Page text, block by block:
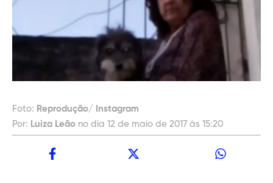
Foto: Reprodução/ Instagram
Por: Luiza Leão no dia 12 de maio de 2017 às 15:20